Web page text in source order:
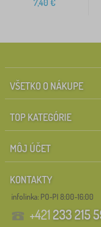
7,40 €
VŠETKO O NÁKUPE
TOP KATEGÓRIE
MÔJ ÚČET
KONTAKTY
infolinka: PO-PI 8:00-16:00
+421233 215